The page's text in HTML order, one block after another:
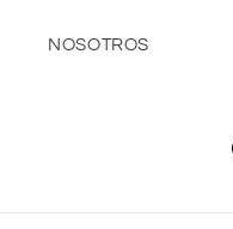
NOSOTROS